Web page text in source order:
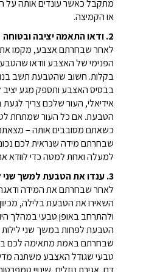
מתקבל כאשר עונדים אותה
או הקמיצה.
2. ודאו התאמה יציבה ובטוחה
לאחר שבחרתם אצבע, מקמו את
הפנימי של האצבע וודאו
בקלות. חשוב שהטבעת תשב
בבסיס האצבע ותספק מגע
אידיאלי, העור שלכם צריך
הטבעת. אם כל העור שמתחת
כשאתם מסובבים אותה –
שבחרתם מידה שנראית לכם
למעלה ואחת למטה כדי
3. ענדו את הטבעת למשך שני לילות
לאחר שבחרתם את המידה
השאירו את הטבעת בלילה,
ולהתרחב באופן טבעי במהלך
הטבעת לפחות במשך שני לילות
שבחרתם באמת מתאימה לכם
טבעי שגודל האצבע משתנה מדי